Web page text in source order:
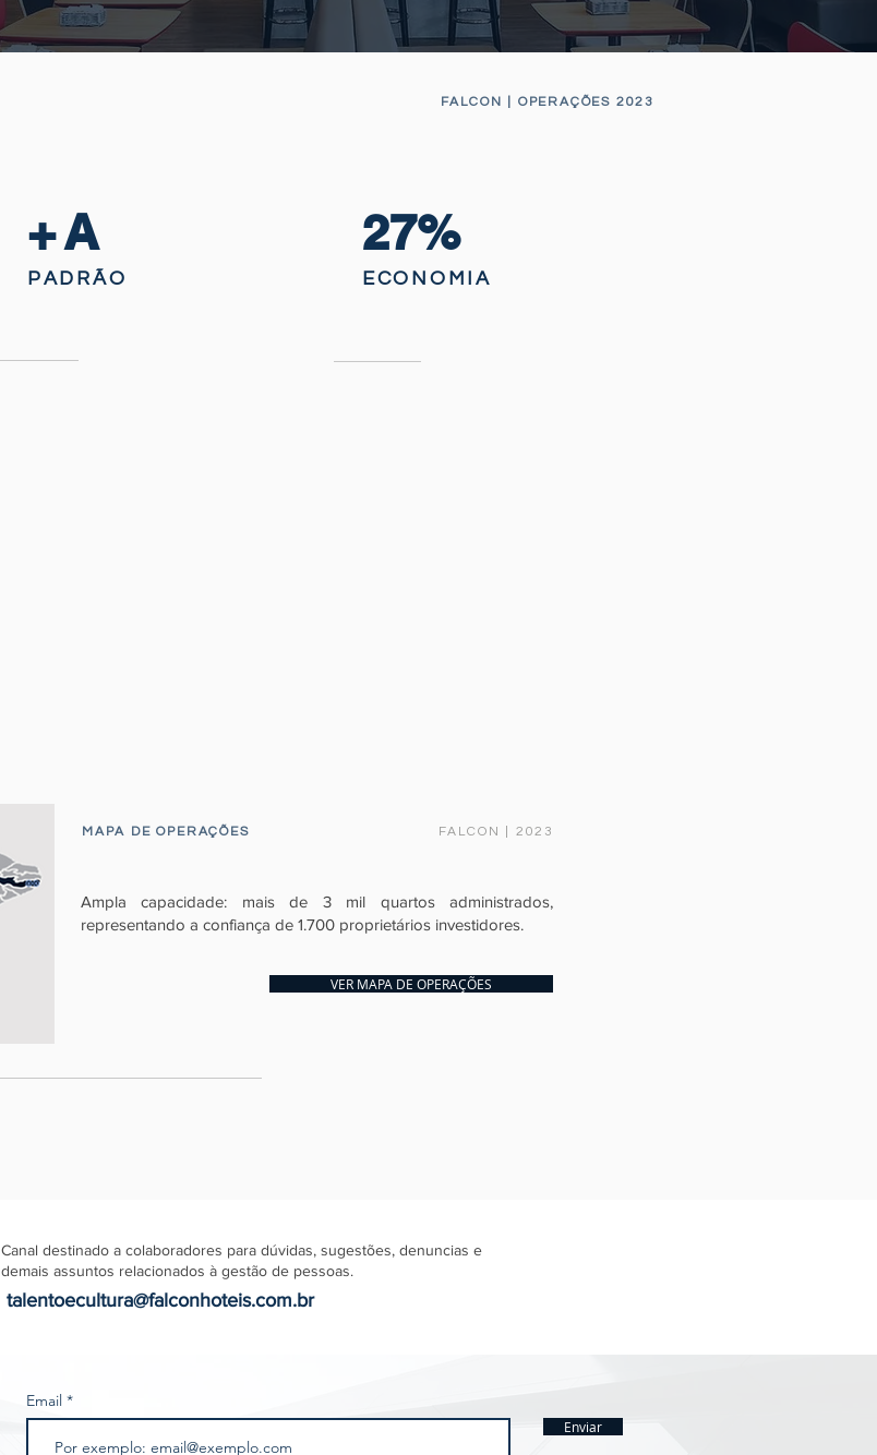
FALCON | OPERAÇÕES 2023
PADRÃO
+A
ECONOMIA
27%
MAPA DE OPERAÇÕES FALCON | 2023
Ampla capacidade: mais de 3 mil quartos administrados,
representando a confiança de 1.700 proprietários investidores.
VER MAPA DE OPERAÇÕES
Canal destinado a colaboradores para dúvidas, sugestões, denuncias e
demais assuntos relacionados à gestão de pessoas.
talentoecultura@falconhoteis.com.br
Email
Enviar